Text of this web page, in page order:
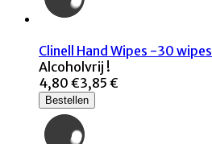
Clinell Hand Wipes -30 wipes
Alcoholvrij !
4,80 €3,85 €
Bestellen